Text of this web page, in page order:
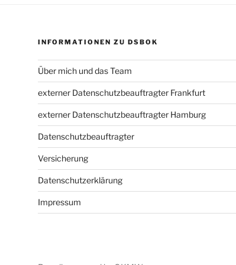
INFORMATIONEN ZU DSBOK
Über mich und das Team
externer Datenschutzbeauftragter Frankfurt
externer Datenschutzbeauftragter Hamburg
Datenschutzbeauftragter
Versicherung
Datenschutzerklärung
Impressum